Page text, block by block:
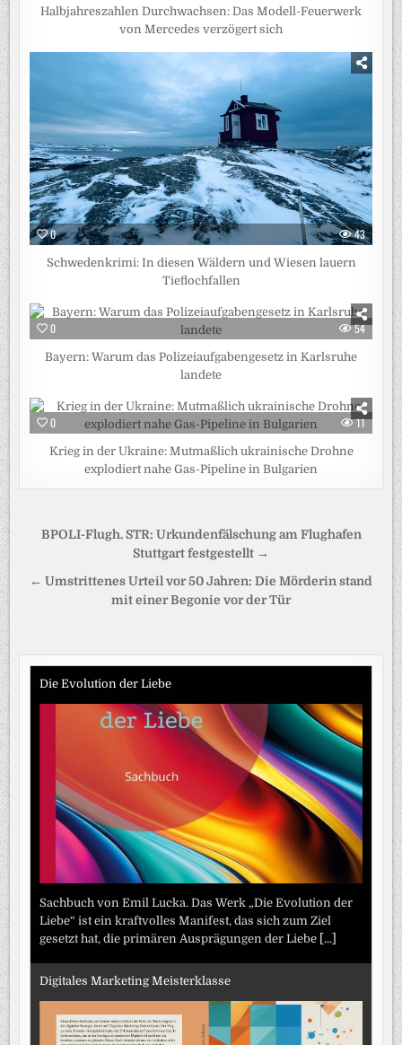
Halbjahreszahlen Durchwachsen: Das Modell-Feuerwerk
von Mercedes verzögert sich
0 43
Schwedenkrimi: In diesen Wäldern und Wiesen lauern
Tieflochfallen
0 54
Bayern: Warum das Polizeiaufgabengesetz in Karlsruhe
landete
0 11
Krieg in der Ukraine: Mutmaßlich ukrainische Drohne
explodiert nahe Gas-Pipeline in Bulgarien
Beitragsnavigation
BPOLI-Flugh. STR: Urkundenfälschung am Flughafen
Stuttgart festgestellt →
← Umstrittenes Urteil vor 50 Jahren: Die Mörderin stand
mit einer Begonie vor der Tür
Die Evolution der Liebe
Sachbuch von Emil Lucka. Das Werk „Die Evolution der
Liebe“ ist ein kraftvolles Manifest, das sich zum Ziel
gesetzt hat, die primären Ausprägungen der Liebe [...]
Digitales Marketing Meisterklasse